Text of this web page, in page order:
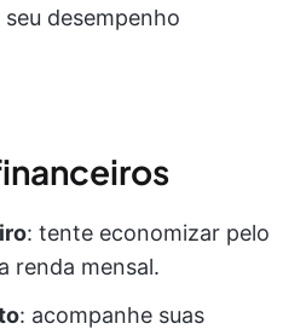
desempenho
: tente economizar pelo
renda mensal.
: acompanhe suas